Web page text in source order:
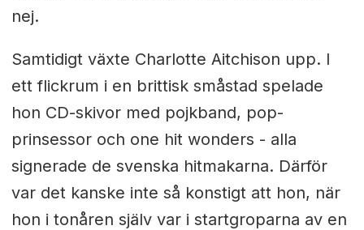
nej.
Samtidigt växte Charlotte Aitchison upp. I
ett flickrum i en brittisk småstad spelade
hon CD-skivor med pojkband, pop-
prinsessor och one hit wonders - alla
signerade de svenska hitmakarna. Därför
var det kanske inte så konstigt att hon, när
hon i tonåren själv var i startgroparna av en